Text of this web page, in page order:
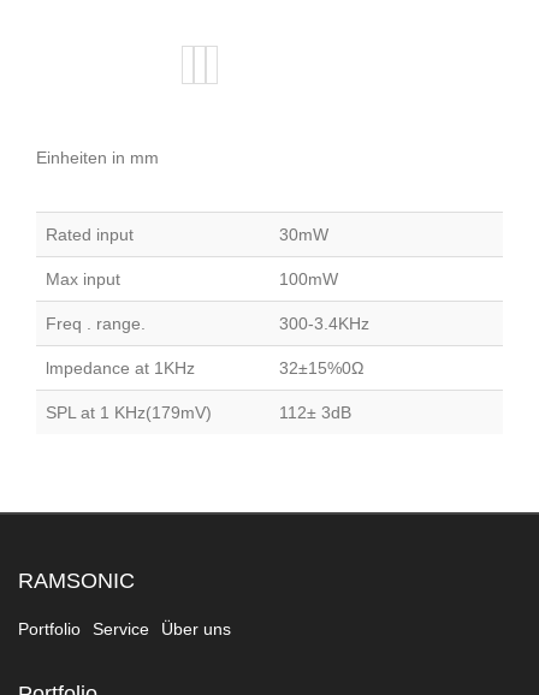
Einheiten in mm
Rated input 30mW
Max input 100mW
Freq . range. 300-3.4KHz
lmpedance at 1KHz 32±15%0Ω
SPL at 1 KHz(179mV) 112± 3dB
RAMSONIC
Portfolio Service Über uns